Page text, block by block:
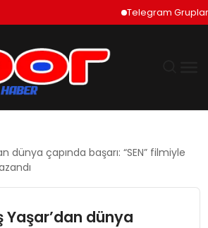
Telegram Grupları
dünya çapında başarı: “SEN” filmiyle
Yaşar’dan dünya